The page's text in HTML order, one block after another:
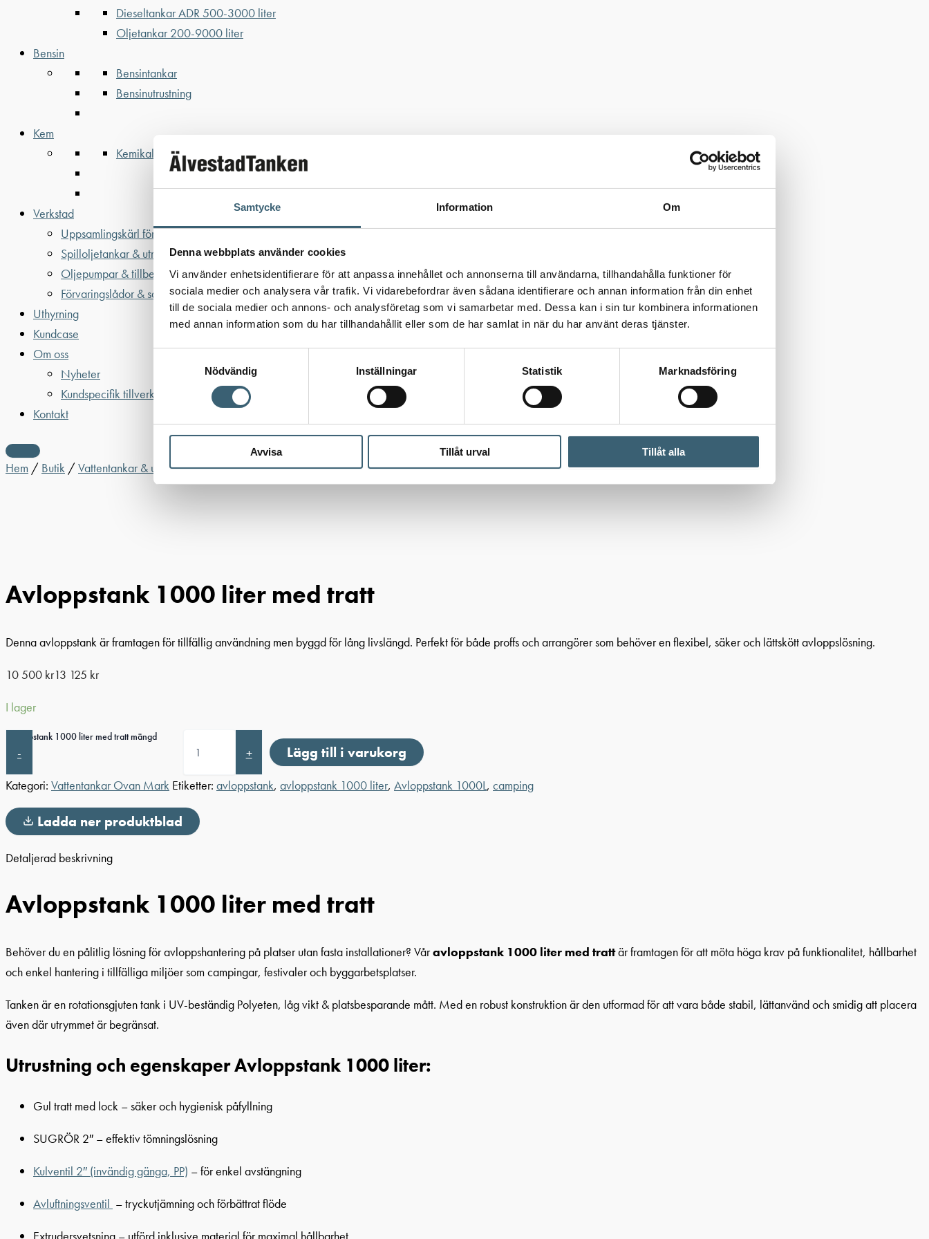
Samtycke Information Om
Denna webbplats använder cookies
Vi använder enhetsidentifierare för att anpassa innehållet och annonserna till användarna, tillhandahålla funktioner för
sociala medier och analysera vår trafik. Vi vidarebefordrar även sådana identifierare och annan information från din enhet
till de sociala medier och annons- och analysföretag som vi samarbetar med. Dessa kan i sin tur kombinera informationen
med annan information som du har tillhandahållit eller som de har samlat in när du har använt deras tjänster.
Nödvändig
Inställningar Statistik Marknadsföring
Avvisa Tillåt urval Tillåt alla
Dieseltankar ADR 500-3000 liter
Oljetankar 200-9000 liter
Bensin
Bensintankar
Bensinutrustning
Kem
Kemikalietankar
Verkstad
Uppsamlingskärl för fat & IBC
Spilloljetankar & utrustning
Oljepumpar & tillbehör
Förvaringslådor & sandlådor
Uthyrning
Kundcase
Om oss
Nyheter
Kundspecifik tillverkning
Kontakt
Hem / Butik /Vattentankar & utrustning/Vattentankar Ovan Mark/ Avloppstank 1000 liter med tratt
Avloppstank 1000 liter med tratt
Denna avloppstank är framtagen för tillfällig användning men byggd för lång livslängd. Perfekt för både proffs och arrangörer som behöver en flexibel, säker och lättskött avloppslösning.
10 500 kr13 125 kr
I lager
-
Avloppstank 1000 liter med tratt mängd
+ Lägg till i varukorg
Kategori: Vattentankar Ovan Mark Etiketter: avloppstank, avloppstank 1000 liter, Avloppstank 1000L, camping
Ladda ner produktblad
Detaljerad beskrivning
Avloppstank 1000 liter med tratt
Behöver du en pålitlig lösning för avloppshantering på platser utan fasta installationer? Våravloppstank 1000 liter med trattär framtagen för att möta höga krav på funktionalitet, hållbarhet
och enkel hantering i tillfälliga miljöer som campingar, festivaler och byggarbetsplatser.
Tanken är en rotationsgjuten tank i UV-beständig Polyeten, låg vikt & platsbesparande mått. Med en robust konstruktion är den utformad för att vara både stabil, lättanvänd och smidig att placera
även där utrymmet är begränsat.
Utrustning och egenskaper Avloppstank 1000 liter:
Gul tratt med lock – säker och hygienisk påfyllning
SUGRÖR 2″ – effektiv tömningslösning
Kulventil 2″ (invändig gänga, PP) – för enkel avstängning
Avluftningsventil – tryckutjämning och förbättrat flöde